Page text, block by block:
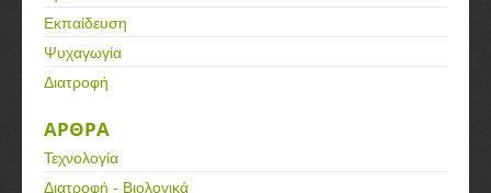
Εκπαίδευση
Ψυχαγωγία
Διατροφή
ΑΡΘΡΑ
Τεχνολογία
Διατροφή - Βιολογικά